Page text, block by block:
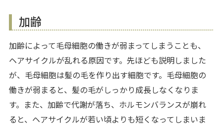
加齢
加齢によって毛母細胞の働きが弱まってしまうことも、
ヘアサイクルが乱れる原因です。先ほども説明しました
が、毛母細胞は髪の毛を作り出す細胞です。毛母細胞の
働きが弱まると、髪の毛がしっかり成長しなくなりま
す。また、加齢で代謝が落ち、ホルモンバランスが崩れ
ると、ヘアサイクルが若い頃よりも短くなってしまいま